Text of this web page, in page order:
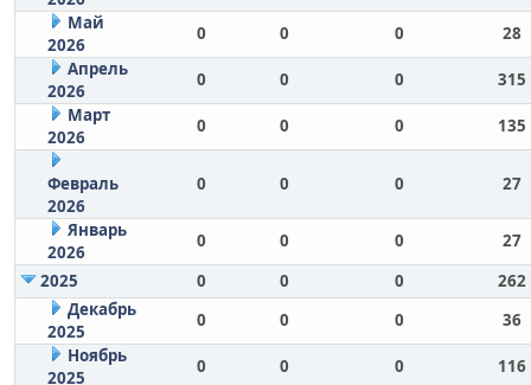
Май
2026
0 0 0
28
Апрель
2026
0 0 0
315
Март
2026
0 0 0 135
Февраль
2026
0 0 0 27
Январь
2026
0 0 0
27
2025
0 0 0
262
Декабрь
2025
0 0 0
36
Ноябрь
2025
0 0 0
116